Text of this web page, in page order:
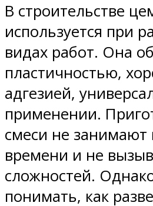
В строительстве
используется при
видах работ. Она
пластичностью,
адгезией,
применении.
смеси не занимают
времени и не
сложностей.
понимать, как